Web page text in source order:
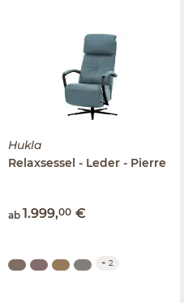
Hukla
Relaxsessel Leder Pierre
ab 1.999,00 €
+ 2